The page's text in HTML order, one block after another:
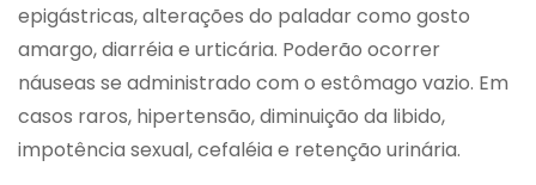
epigástricas, alterações do paladar como gosto
amargo, diarréia e urticária. Poderão ocorrer
náuseas se administrado com o estômago vazio. Em
casos raros, hipertensão, diminuição da libido,
impotência sexual, cefaléia e retenção urinária.